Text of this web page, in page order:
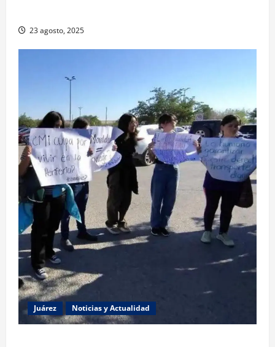
23 agosto, 2025
Juárez Noticias y Actualidad